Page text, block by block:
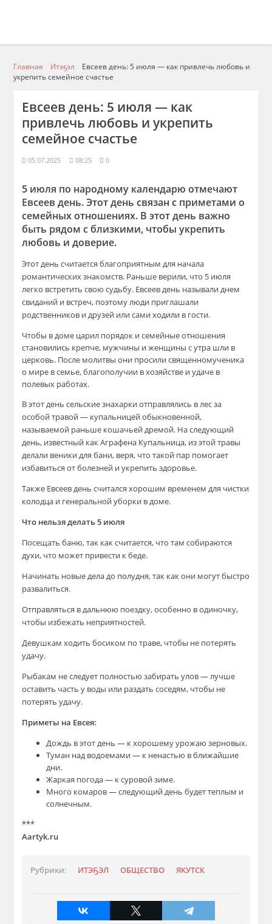
Главная Итэҕэл
Евсеев день: 5 июля — как привлечь любовь и
укрепить семейное счастье
Евсеев день: 5 июля — как
привлечь любовь и укрепить
семейное счастье
05.07.2025 08:25 0
5 июля по народному календарю отмечают
Евсеев день. Этот день связан с приметами о
семейных отношениях. В этот день важно
быть рядом с близкими, чтобы укрепить
любовь и доверие.
Этот день считается благоприятным для начала
романтических знакомств. Раньше верили, что 5 июля
легко встретить свою судьбу. Евсеев день называли днем
свиданий и встреч, поэтому люди приглашали
родственников и друзей или сами ходили в гости.
Чтобы в доме царил порядок и семейные отношения
становились крепче, мужчины и женщины с утра шли в
церковь. После молитвы они просили священномученика
о мире в семье, благополучии в хозяйстве и удаче в
полевых работах.
В этот день сельские знахарки отправлялись в лес за
особой травой — купальницей обыкновенной,
называемой раньше кошачьей дремой. На следующий
день, известный как Аграфена Купальница, из этой травы
делали веники для бани, веря, что такой пар помогает
избавиться от болезней и укрепить здоровье.
Также Евсеев день считался хорошим временем для чистки
колодца и генеральной уборки в доме.
Что нельзя делать 5 июля
Посещать баню, так как считается, что там собираются
духи, что может привести к беде.
Начинать новые дела до полудня, так как они могут быстро
развалиться.
Отправляться в дальнюю поездку, особенно в одиночку,
чтобы избежать неприятностей.
Девушкам ходить босиком по траве, чтобы не потерять
удачу.
Рыбакам не следует полностью забирать улов — лучше
оставить часть у воды или раздать соседям, чтобы не
потерять удачу.
Приметы на Евсея:
Дождь в этот день — к хорошему урожаю зерновых.
Туман над водоемами — к ненастью в ближайшие
дни.
Жаркая погода — к суровой зиме.
Много комаров — следующий день будет теплым и
солнечным.
***
Aartyk.ru
Рубрики: ИТЭҔЭЛ ОБЩЕСТВО ЯКУТСК